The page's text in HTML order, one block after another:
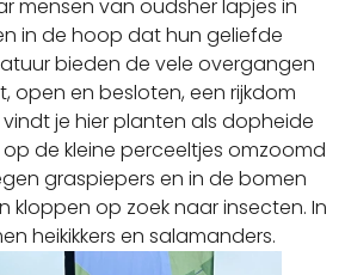
mensen van oudsher lapjes in
in de hoop dat hun geliefde
bieden de vele overgangen
open en besloten, een rijkdom
je hier planten als dopheide
de kleine perceeltjes omzoomd
graspiepers en in de bomen
kloppen op zoek naar insecten. In
heikikkers en salamanders.